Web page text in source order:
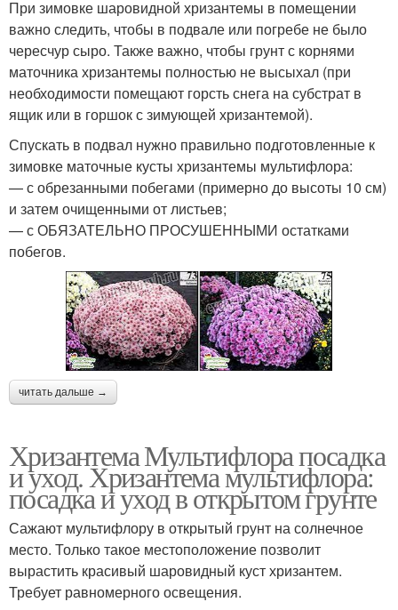
При зимовке шаровидной хризантемы в помещении
важно следить, чтобы в подвале или погребе не было
чересчур сыро. Также важно, чтобы грунт с корнями
маточника хризантемы полностью не высыхал (при
необходимости помещают горсть снега на субстрат в
ящик или в горшок с зимующей хризантемой).
Спускать в подвал нужно правильно подготовленные к
зимовке маточные кусты хризантемы мультифлора:
— с обрезанными побегами (примерно до высоты 10 см)
и затем очищенными от листьев;
— с ОБЯЗАТЕЛЬНО ПРОСУШЕННЫМИ остатками
побегов.
читать дальше →
Хризантема Мультифлора посадка
и уход. Хризантема мультифлора:
посадка и уход в открытом грунте
Сажают мультифлору в открытый грунт на солнечное
место. Только такое местоположение позволит
вырастить красивый шаровидный куст хризантем.
Требует равномерного освещения.